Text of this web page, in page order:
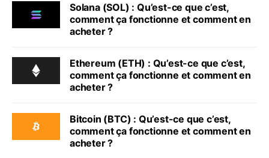
Solana (SOL) : Qu’est-ce que c’est,
comment ça fonctionne et comment en
acheter ?
Ethereum (ETH) : Qu’est-ce que c’est,
comment ça fonctionne et comment en
acheter ?
Bitcoin (BTC) : Qu’est-ce que c’est,
comment ça fonctionne et comment en
acheter ?